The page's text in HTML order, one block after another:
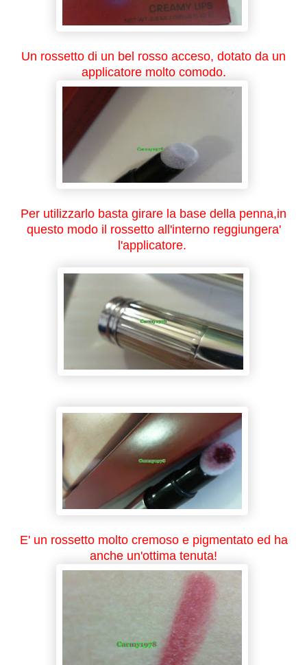
Un rossetto di un bel rosso acceso, dotato da un
applicatore molto comodo.
Per utilizzarlo basta girare la base della penna,in
questo modo il rossetto all'interno reggiungera'
l'applicatore.
E' un rossetto molto cremoso e pigmentato ed ha
anche un'ottima tenuta!